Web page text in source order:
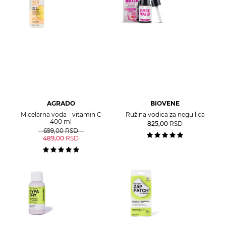
AGRADO
Micelarna voda - vitamin C
400 ml
699,00 RSD
489,00 RSD
BIOVENE
Ružina vodica za negu lica
825,00 RSD